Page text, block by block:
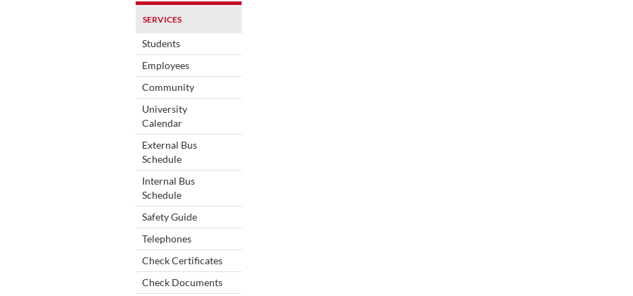
SERVICES
Students
Employees
Community
University
Calendar
External Bus
Schedule
Internal Bus
Schedule
Safety Guide
Telephones
Check Certificates
Check Documents